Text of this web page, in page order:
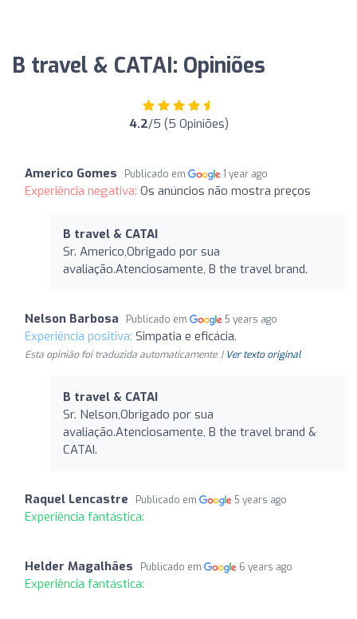
B travel & CATAI: Opiniões
4.2/5 (5 Opiniões)
Americo Gomes Publicado em 1 year ago
Experiência negativa: Os anúncios não mostra preços
B travel & CATAI
Sr. Americo,Obrigado por sua
avaliação.Atenciosamente, B the travel brand.
Nelson Barbosa Publicado em 5 years ago
Experiência positiva: Simpatia e eficácia.
Esta opinião foi traduzida automaticamente. | Ver texto original
B travel & CATAI
Sr. Nelson,Obrigado por sua
avaliação.Atenciosamente, B the travel brand &
CATAI.
Raquel Lencastre Publicado em 5 years ago
Experiência fantástica:
Helder Magalhães Publicado em 6 years ago
Experiência fantástica: